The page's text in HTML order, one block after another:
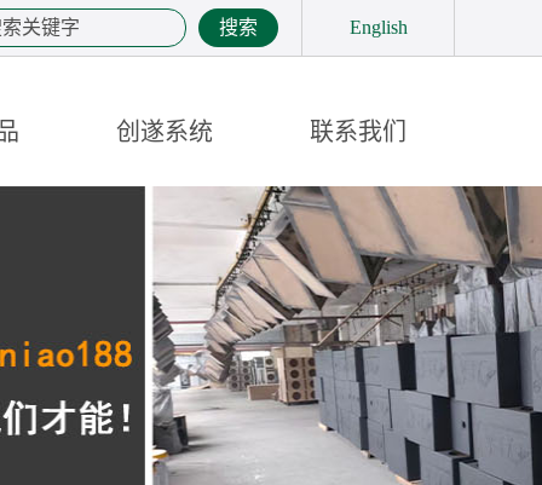
English
搜索
创遂系统 联系我们